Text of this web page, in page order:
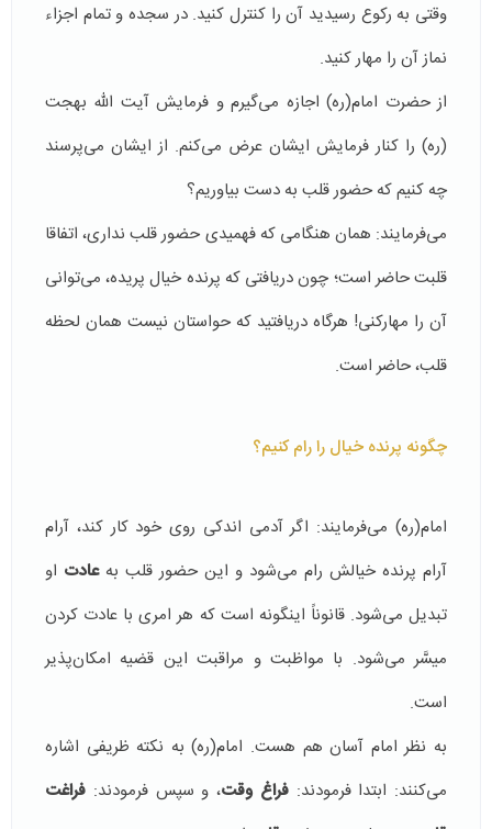
وقتی به رکوع رسیدید آن را کنترل کنید. در سجده و تمام اجزاء
نماز آن را مهار کنید.
از حضرت امام(ره) اجازه می‌گیرم و فرمایش آیت الله بهجت
(ره) را کنار فرمایش ایشان عرض می‌کنم. از ایشان می‌پرسند
چه کنیم که حضور قلب به دست بیاوریم؟
می‌فرمایند: همان هنگامی که فهمیدی حضور قلب نداری، اتفاقا
قلبت حاضر است؛ چون دریافتی که پرنده خیال پریده، می‌توانی
آن را مهارکنی! هرگاه دریافتید که حواستان نیست همان لحظه
قلب، حاضر است.
چگونه پرنده خیال را رام کنیم؟
امام(ره) می‌فرمایند: اگر آدمی اندکی روی خود کار کند، آرام
آرام پرنده خیالش رام می‌شود و این حضور قلب بهعادت او
تبدیل می‌شود. قانوناً اینگونه است که هر امری با عادت کردن
میسَّر می‌شود. با مواظبت و مراقبت این قضیه امکان‌پذیر
است.
به نظر امام آسان هم هست. امام(ره) به نکته‌ ظریفی اشاره
می‌کنند: ابتدا فرمودند:فراغ وقت، و سپس فرمودند: فراغت